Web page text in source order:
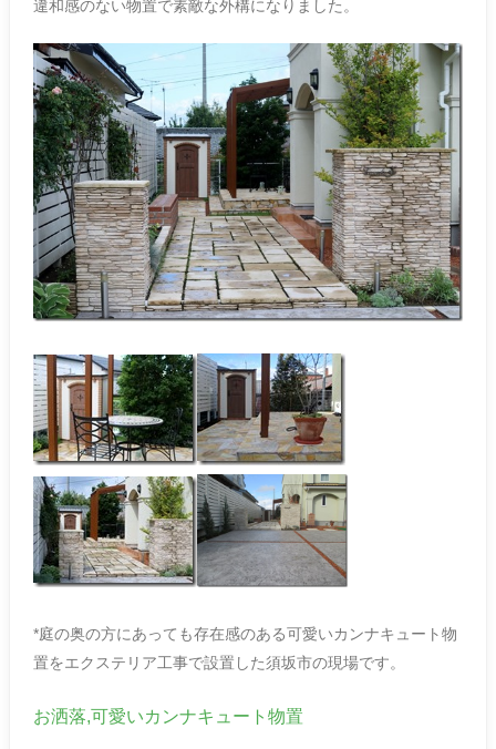
違和感のない物置で素敵な外構になりました。
*庭の奥の方にあっても存在感のある可愛いカンナキュート物
置をエクステリア工事で設置した須坂市の現場です。
お洒落,可愛いカンナキュート物置